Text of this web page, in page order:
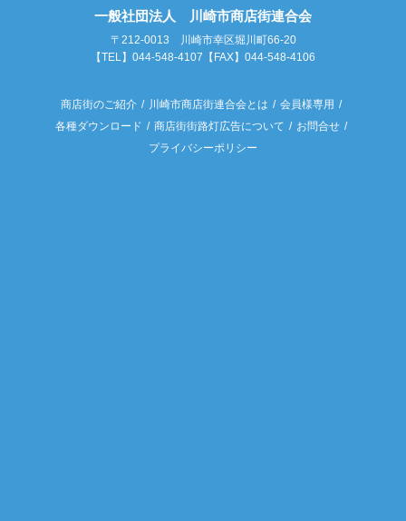
一般社団法人 川崎市商店街連合会
〒212-0013 川崎市幸区堀川町66-20
【TEL】044-548-4107【FAX】044-548-4106
商店街のご紹介 川崎市商店街連合会とは
会員様専用
各種ダウンロード
商店街街路灯広告について
お問合せ
プライバシーポリシー